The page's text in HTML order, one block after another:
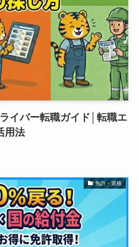
イバー転職ガイド│転職エ
用法
免許・資格